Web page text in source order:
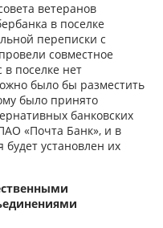
ветеранов
в поселке
переписки с
совместное
поселке нет
было бы разместить
было принято
банковских
«Почта Банк», и в
установлен их